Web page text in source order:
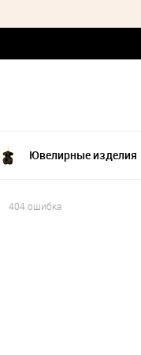
Ювелирные изделия
404 ошибка